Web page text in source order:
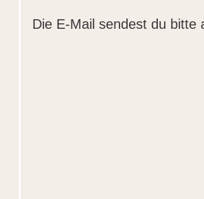
Die E-Mail sendest du bitte